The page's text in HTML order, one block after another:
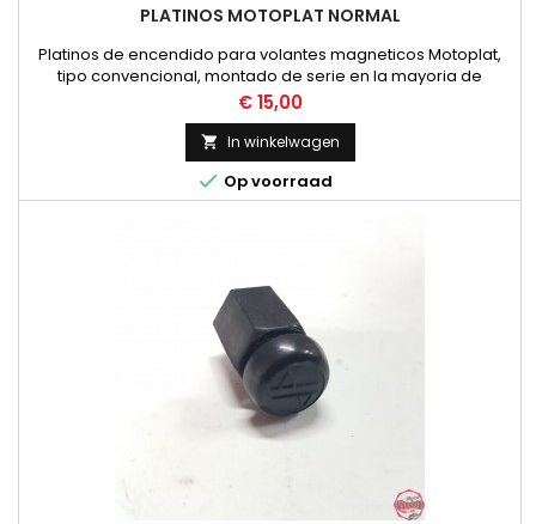
PLATINOS MOTOPLAT NORMAL
Platinos de encendido para volantes magneticos Motoplat,
tipo convencional, montado de serie en la mayoria de
modelos con encendido motoplat de 2 bobinas,
aconsejamos comprobar la forma del platino con el
existente en la moto para mayor seguridad.
Prijs
€ 15,00
 In winkelwagen
 Op voorraad